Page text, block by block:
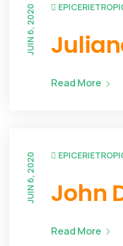
JUIN 6, 2020
Read More
JUIN 6, 2020 John
Read More